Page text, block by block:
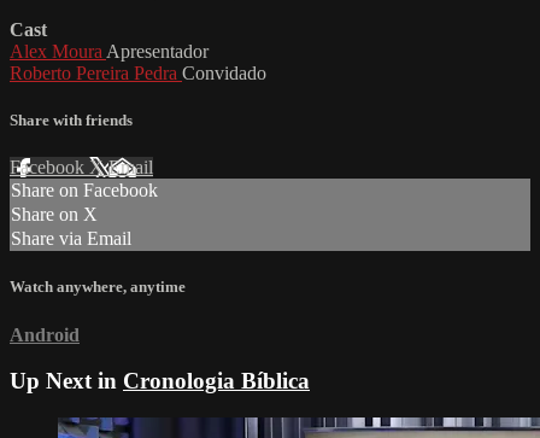
Cast
Alex Moura Apresentador
Roberto Pereira Pedra Convidado
Share with friends
Facebook XEmail
Share on Facebook
Share on X
Share via Email
Watch anywhere, anytime
Android
Up Next in Cronologia Bíblica